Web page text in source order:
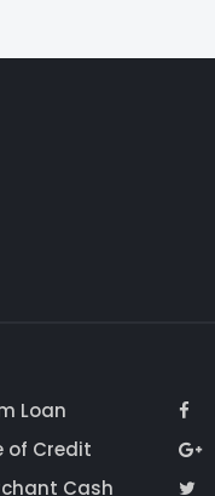
Loan
of Credit
Cash